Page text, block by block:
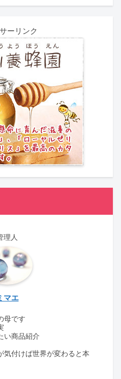
ーリンク
理人
マエ
母です
い商品紹介
気付けば世界が変わると本